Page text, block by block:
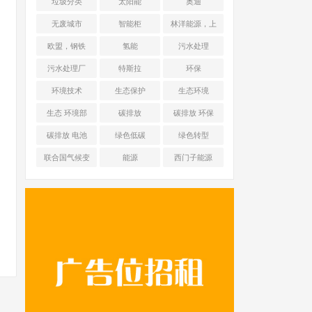
无废城市 智能柜 林洋能源，上
海舜华新能源
欧盟，钢铁 氢能 污水处理
污水处理厂 特斯拉 环保
环境技术 生态保护 生态环境
生态 环境部 碳排放 碳排放 环保
碳排放 电池 绿色低碳 绿色转型
联合国气候变 能源 西门子能源